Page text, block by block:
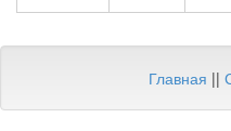
Главная ||